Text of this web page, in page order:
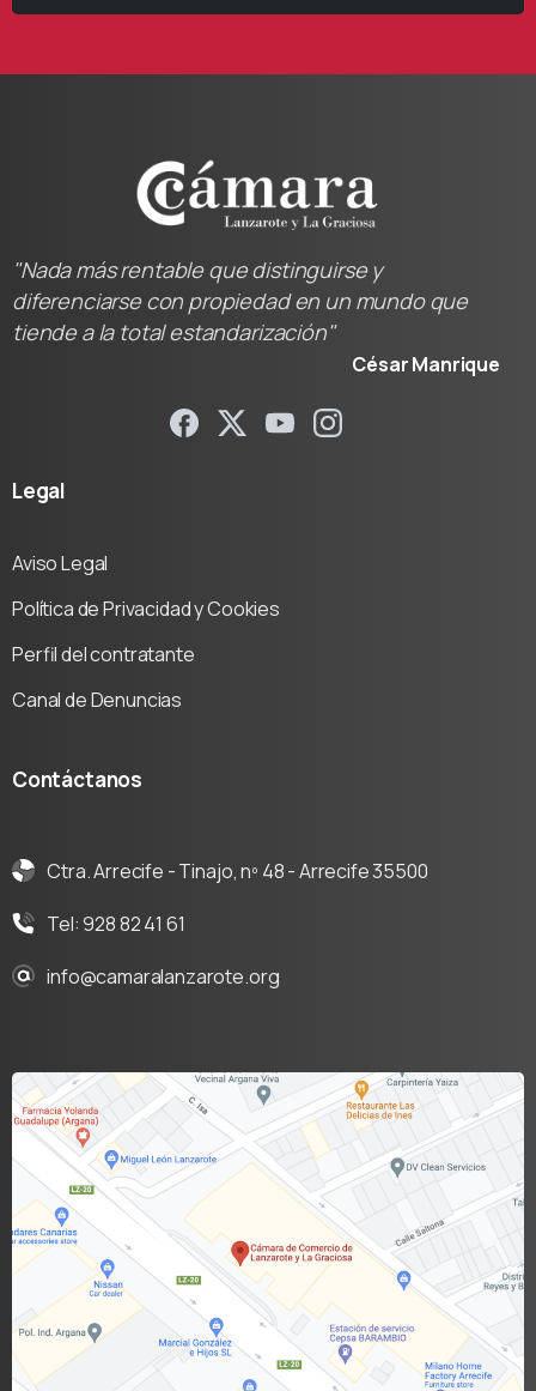
"Nada más rentable que distinguirse y
diferenciarse con propiedad en un mundo que
tiende a la total estandarización"
César Manrique
Legal
Aviso Legal
Política de Privacidad y Cookies
Perfil del contratante
Canal de Denuncias
Contáctanos
Ctra. Arrecife - Tinajo, nº 48 - Arrecife 35500
Tel: 928 82 41 61
info@camaralanzarote.org